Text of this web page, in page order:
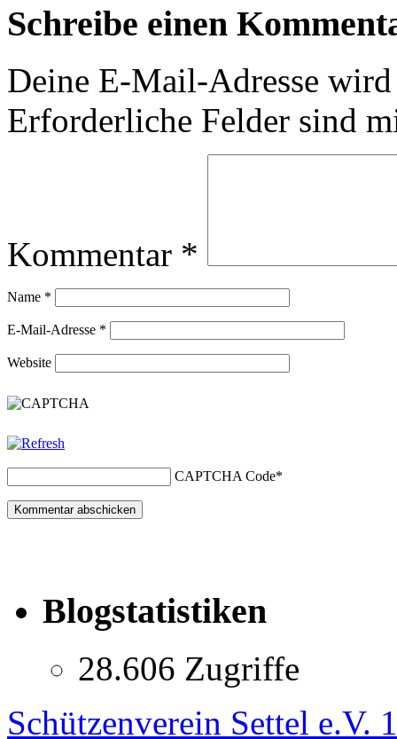
Schreibe einen
Deine E-Mail-Adresse
Erforderliche Felder sind
Kommentar *
Name *
E-Mail-Adresse *
Website
CAPTCHA Code*
Blogstatistiken
28.606 Zugriffe
Schützenverein Settel e.V.